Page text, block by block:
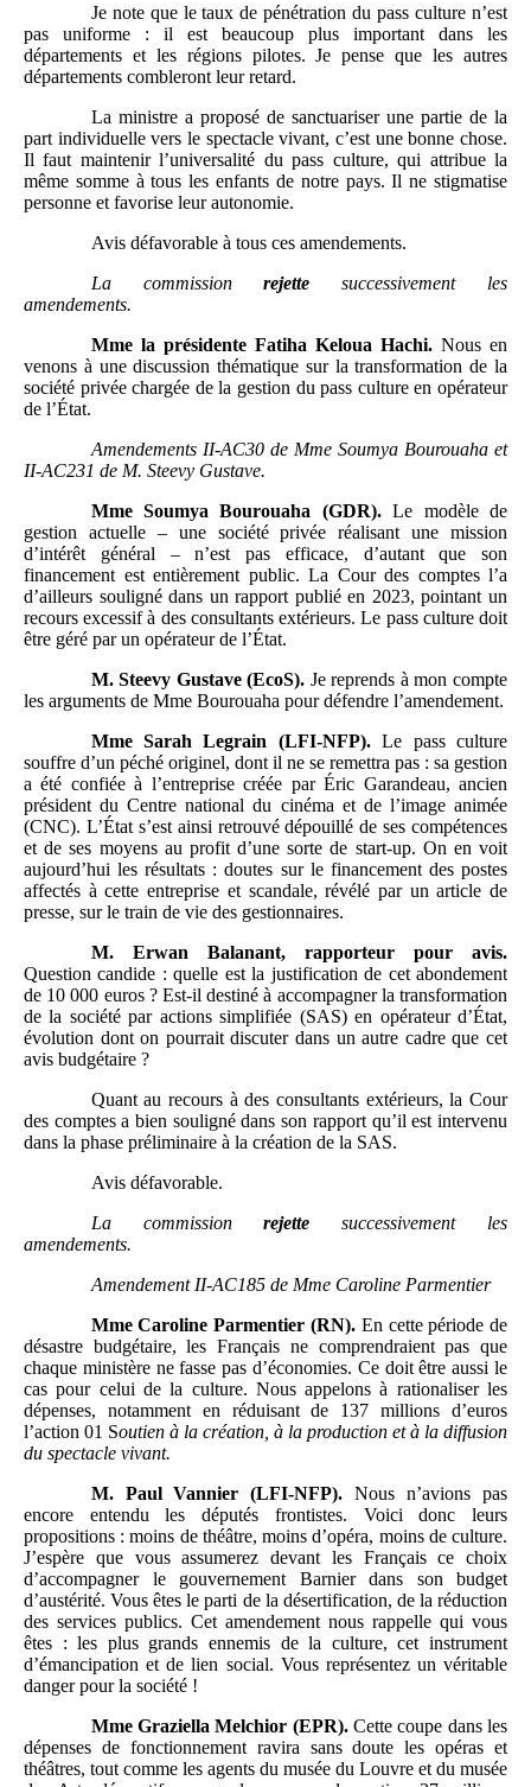
Je note que le taux de pénétration du pass culture n’est
pas uniforme : il est beaucoup plus important dans les
départements et les régions pilotes. Je pense que les autres
départements combleront leur retard.
La ministre a proposé de sanctuariser une partie de la
part individuelle vers le spectacle vivant, c’est une bonne chose.
Il faut maintenir l’universalité du pass culture, qui attribue la
même somme à tous les enfants de notre pays. Il ne stigmatise
personne et favorise leur autonomie.
Avis défavorable à tous ces amendements.
La commissionrejette successivement les
amendements.
Mme la présidente Fatiha Keloua Hachi.Nous en
venons à une discussion thématique sur la transformation de la
société privée chargée de la gestion du pass culture en opérateur
de l’État.
Amendements II-AC30 de Mme Soumya Bourouaha et
II-AC231 de M. Steevy Gustave.
Mme Soumya Bourouaha (GDR).Le modèle de
gestion actuelle – une société privée réalisant une mission
d’intérêt général – n’est pas efficace, d’autant que son
financement est entièrement public. La Cour des comptes l’a
d’ailleurs souligné dans un rapport publié en 2023, pointant un
recours excessif à des consultants extérieurs. Le pass culture doit
être géré par un opérateur de l’État.
M. Steevy Gustave (EcoS). Je reprends à mon compte
les arguments de Mme Bourouaha pour défendre l’amendement.
Mme Sarah Legrain (LFI-NFP).Le pass culture
souffre d’un péché originel, dont il ne se remettra pas : sa gestion
a été confiée à l’entreprise créée par Éric Garandeau, ancien
président du Centre national du cinéma et de l’image animée
(CNC). L’État s’est ainsi retrouvé dépouillé de ses compétences
et de ses moyens au profit d’une sorte de start-up. On en voit
aujourd’hui les résultats : doutes sur le financement des postes
affectés à cette entreprise et scandale, révélé par un article de
presse, sur le train de vie des gestionnaires.
M.
Erwan Balanant, rapporteur pour avis.
Question candide : quelle est la justification de cet abondement
de 10 000 euros ? Est-il destiné à accompagner la transformation
de la société par actions simplifiée (SAS) en opérateur d’État,
évolution dont on pourrait discuter dans un autre cadre que cet
avis budgétaire ?
Quant au recours à des consultants extérieurs, la Cour
des comptes a bien souligné dans son rapport qu’il est intervenu
dans la phase préliminaire à la création de la SAS.
Avis défavorable.
La commissionrejette successivement les
amendements.
Amendement II-AC185 de Mme Caroline Parmentier
Mme Caroline Parmentier (RN). En cette période de
désastre budgétaire, les Français ne comprendraient pas que
chaque ministère ne fasse pas d’économies. Ce doit être aussi le
cas pour celui de la culture. Nous appelons à rationaliser les
dépenses, notamment en réduisant de 137 millions d’euros
l’action 01 Soutien à la création, à la production et à la diffusion
du spectacle vivant.
M.
Paul Vannier (LFI-NFP). Nous n’avions pas
encore entendu les députés frontistes. Voici donc leurs
propositions : moins de théâtre, moins d’opéra, moins de culture.
J’espère que vous assumerez devant les Français ce choix
d’accompagner le gouvernement Barnier dans son budget
d’austérité. Vous êtes le parti de la désertification, de la réduction
des services publics. Cet amendement nous rappelle qui vous
êtes : les plus grands ennemis de la culture, cet instrument
d’émancipation et de lien social. Vous représentez un véritable
danger pour la société !
Mme Graziella Melchior (EPR). Cette coupe dans les
dépenses de fonctionnement ravira sans doute les opéras et
théâtres, tout comme les agents du musée du Louvre et du musée